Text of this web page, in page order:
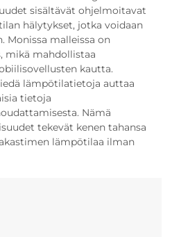
sisältävät ohjelmoitavat
hälytykset, jotka voidaan
Monissa malleissa on
mikä mahdollistaa
kautta.
lämpötilatietoja auttaa
tietoja
Nämä
tekevät kenen tahansa
lämpötilaa ilman